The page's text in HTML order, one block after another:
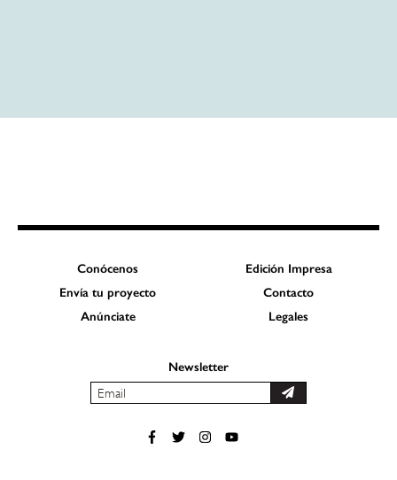
Conócenos
Edición Impresa
Envía tu proyecto
Contacto
Anúnciate
Legales
Newsletter